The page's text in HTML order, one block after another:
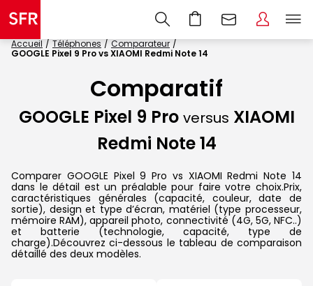
Accueil Téléphones
Comparateur
GOOGLE Pixel 9 Pro vs XIAOMI Redmi Note 14
Comparatif
GOOGLE Pixel 9 Pro versus XIAOMI
Redmi Note 14
Comparer GOOGLE Pixel 9 Pro vs XIAOMI Redmi Note 14
dans le détail est un préalable pour faire votre choix.Prix,
caractéristiques générales (capacité, couleur, date de
sortie), design et type d’écran, matériel (type processeur,
mémoire RAM), appareil photo, connectivité (4G, 5G, NFC..)
et batterie (technologie, capacité, type de
charge).Découvrez ci-dessous le tableau de comparaison
détaillé des deux modèles.